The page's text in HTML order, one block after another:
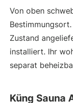
Von oben
Zustand
installiert. Ihr
separat
Küng Sauna